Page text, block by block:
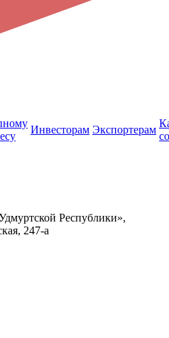
Инвесторам Экспортерам
Республики»,
247-а